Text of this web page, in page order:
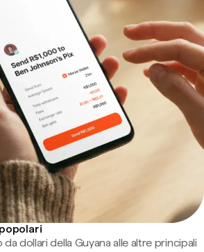
dollari della Guyana alle altre principali